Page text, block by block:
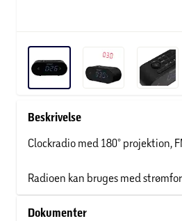
Beskrivelse
Clockradio med 180° projektion,
Radioen kan bruges med
Dokumenter